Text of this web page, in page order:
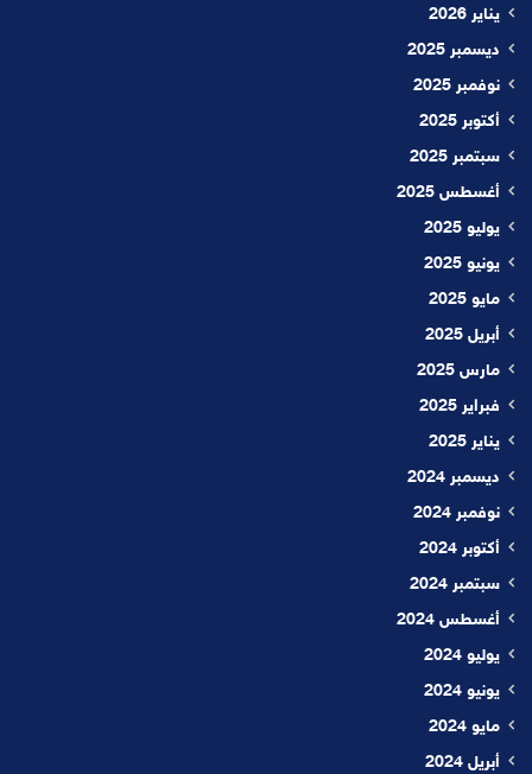
يناير 2026
ديسمبر 2025
نوفمبر 2025
أكتوبر 2025
سبتمبر 2025
أغسطس 2025
يوليو 2025
يونيو 2025
مايو 2025
أبريل 2025
مارس 2025
فبراير 2025
يناير 2025
ديسمبر 2024
نوفمبر 2024
أكتوبر 2024
سبتمبر 2024
أغسطس 2024
يوليو 2024
يونيو 2024
مايو 2024
أبريل 2024